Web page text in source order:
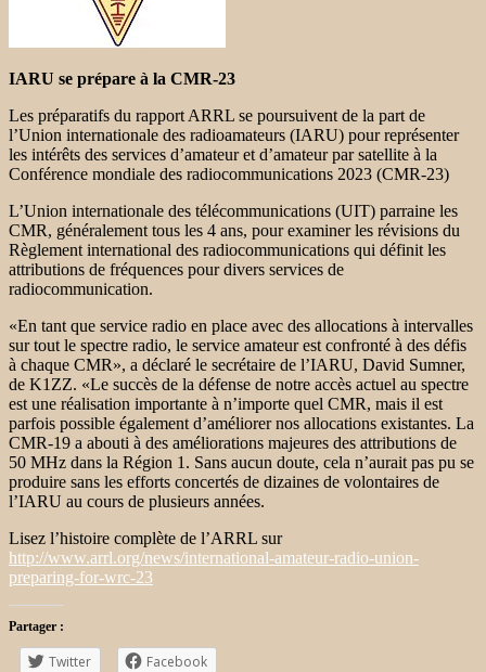
IARU se prépare à la CMR-23
Les préparatifs du rapport ARRL se poursuivent de la part de
l’Union internationale des radioamateurs (IARU) pour représenter
les intérêts des services d’amateur et d’amateur par satellite à la
Conférence mondiale des radiocommunications 2023 (CMR-23)
L’Union internationale des télécommunications (UIT) parraine les
CMR, généralement tous les 4 ans, pour examiner les révisions du
Règlement international des radiocommunications qui définit les
attributions de fréquences pour divers services de
radiocommunication.
«En tant que service radio en place avec des allocations à intervalles
sur tout le spectre radio, le service amateur est confronté à des défis
à chaque CMR», a déclaré le secrétaire de l’IARU, David Sumner,
de K1ZZ. «Le succès de la défense de notre accès actuel au spectre
est une réalisation importante à n’importe quel CMR, mais il est
parfois possible également d’améliorer nos allocations existantes. La
CMR-19 a abouti à des améliorations majeures des attributions de
50 MHz dans la Région 1. Sans aucun doute, cela n’aurait pas pu se
produire sans les efforts concertés de dizaines de volontaires de
l’IARU au cours de plusieurs années.
Lisez l’histoire complète de l’ARRL sur
http://www.arrl.org/news/international-amateur-radio-union-
preparing-for-wrc-23
Partager :
Twitter Facebook